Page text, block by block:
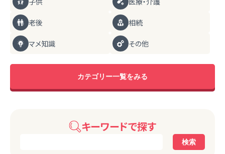
老後 相続
マメ知識 その他
カテゴリー一覧をみる
キーワードで探す
検索